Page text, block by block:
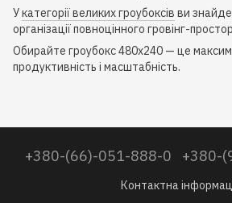
Укатегорії великих гроубоксів ви
організації повноцінного гровінг-
Обирайте гроубокс 480x240 — це
продуктивність і масштабність.
+380-(66)-051-888-0 +380-
Контактна